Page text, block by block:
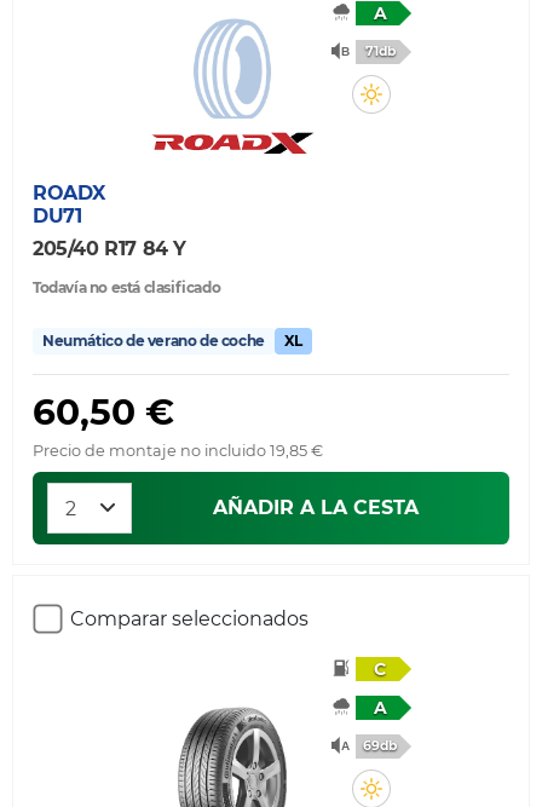
A
71db
ROADX
DU71
205/40 R17 84 Y
Todavía no está clasificado
Neumático de verano de coche XL
60,50 €
Precio de montaje no incluido 19,85 €
AÑADIR A LA CESTA
Comparar seleccionados
C
A
69db